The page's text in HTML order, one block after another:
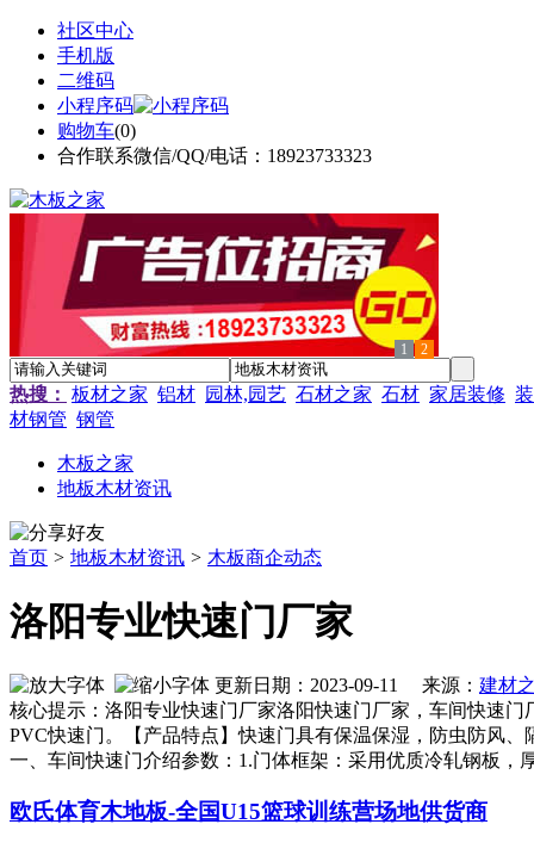
社区中心
手机版
二维码
小程序码
购物车(0)
合作联系微信/QQ/电话：18923733323
1 2
热搜： 板材之家 铝材 园林,园艺 石材之家 石材 家居装修
材钢管 钢管
木板之家
地板木材资讯
首页 > 地板木材资讯 > 木板商企动态
洛阳专业快速门厂家
更新日期：2023-09-11 来源： 建材
核心提示：洛阳专业快速门厂家洛阳快速门厂家，车间快速
PVC快速门。【产品特点】快速门具有保温保湿，防虫防风
一、车间快速门介绍参数：1.门体框架：采用优质冷轧钢板，
欧氏体育木地板-全国U15篮球训练营场地供货商